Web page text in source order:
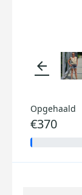
arrow_back
Opgehaald
€370